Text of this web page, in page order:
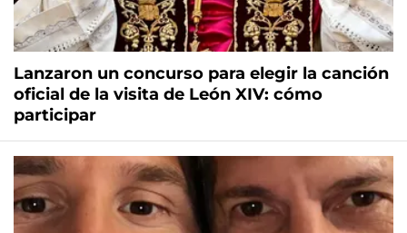
Lanzaron un concurso para elegir la canción
oficial de la visita de León XIV: cómo
participar